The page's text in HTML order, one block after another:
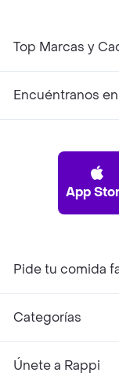
Top Marcas y
Encuéntranos
App
Pide tu comida
Categorías
Únete a Rappi